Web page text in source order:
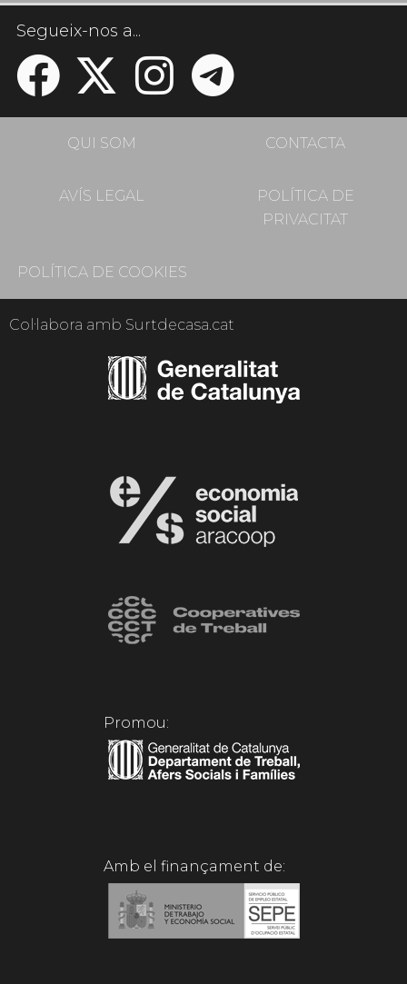
Segueix-nos a...
QUI SOM CONTACTA
AVÍS LEGAL
POLÍTICA DE
PRIVACITAT
POLÍTICA DE COOKIES
Col·labora amb Surtdecasa.cat
Promou:
Amb el finançament de: